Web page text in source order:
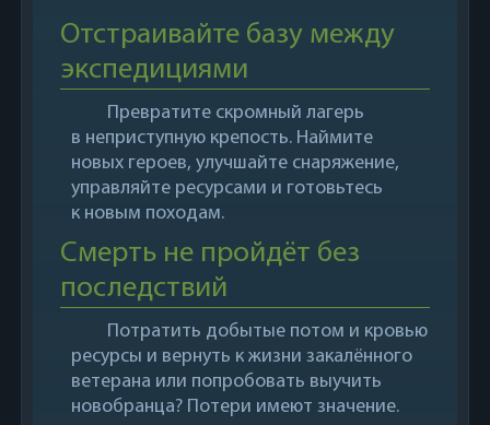
Отстраивайте базу между
экспедициями
Превратите скромный лагерь
в неприступную крепость. Наймите
новых героев, улучшайте снаряжение,
управляйте ресурсами и готовьтесь
к новым походам.
Смерть не пройдёт без
последствий
Потратить добытые потом и кровью
ресурсы и вернуть к жизни закалённого
ветерана или попробовать выучить
новобранца? Потери имеют значение.